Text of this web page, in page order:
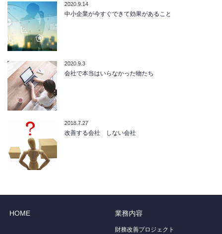
2020.9.14
中小企業が今すぐできて効果があること
2020.9.3
会社で本当はいらなかった物たち
2018.7.27
改善する会社 しない会社
HOME 業務内容
財務改善プロジェクト